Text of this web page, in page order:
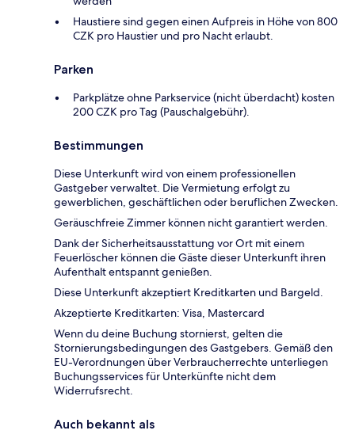
Haustiere sind gegen einen Aufpreis in Höhe von 800
CZK pro Haustier und pro Nacht erlaubt.
Parken
Parkplätze ohne Parkservice (nicht überdacht) kosten
200 CZK pro Tag (Pauschalgebühr).
Bestimmungen
Diese Unterkunft wird von einem professionellen
Gastgeber verwaltet. Die Vermietung erfolgt zu
gewerblichen, geschäftlichen oder beruflichen Zwecken.
Geräuschfreie Zimmer können nicht garantiert werden.
Dank der Sicherheitsausstattung vor Ort mit einem
Feuerlöscher können die Gäste dieser Unterkunft ihren
Aufenthalt entspannt genießen.
Diese Unterkunft akzeptiert Kreditkarten und Bargeld.
Akzeptierte Kreditkarten: Visa, Mastercard
Wenn du deine Buchung stornierst, gelten die
Stornierungsbedingungen des Gastgebers. Gemäß den
EU-Verordnungen über Verbraucherrechte unterliegen
Buchungsservices für Unterkünfte nicht dem
Widerrufsrecht.
Auch bekannt als